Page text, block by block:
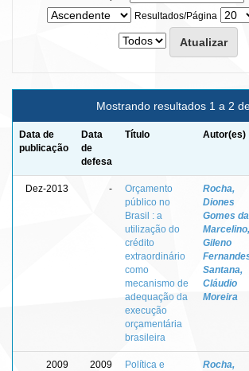
Resultados/Página
Mostrando resultados 1 a 2
Data de
publicação
Data
de
defesa
Título Autor(es)
Dez-2013 -
Orçamento
público no
Brasil : a
utilização do
crédito
extraordinário
como
mecanismo de
adequação da
execução
orçamentária
brasileira
Rocha,
Diones
Gomes da
Marcelino,
Gileno
Santana,
Cláudio
Moreira
2009 2009
Política e
Rocha,